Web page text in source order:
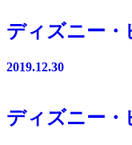
ディズニー・
2019.12.30
ディズニー・